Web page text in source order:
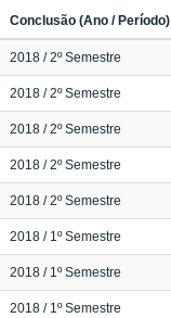
Conclusão (Ano / Período)
2018 / 2º Semestre
2018 / 2º Semestre
2018 / 2º Semestre
2018 / 2º Semestre
2018 / 2º Semestre
2018 / 1º Semestre
2018 / 1º Semestre
2018 / 1º Semestre